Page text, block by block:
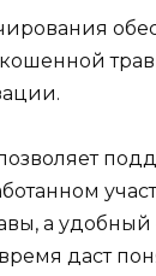
а удобный
даст